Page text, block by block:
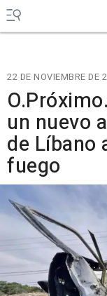
22 DE NOVIEMBRE DE
un nuevo
de Líbano
fuego